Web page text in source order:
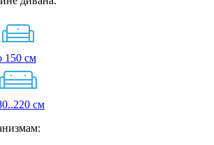
150 см
см